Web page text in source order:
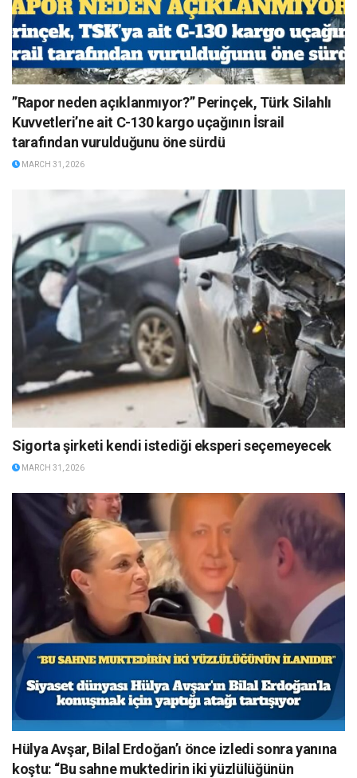
”Rapor neden açıklanmıyor?” Perinçek, Türk Silahlı
Kuvvetleri’ne ait C-130 kargo uçağının İsrail
tarafından vurulduğunu öne sürdü
MARCH 31, 2026
Sigorta şirketi kendi istediği eksperi seçemeyecek
MARCH 31, 2026
Hülya Avşar, Bilal Erdoğan’ı önce izledi sonra yanına
koştu: “Bu sahne muktedirin iki yüzlülüğünün